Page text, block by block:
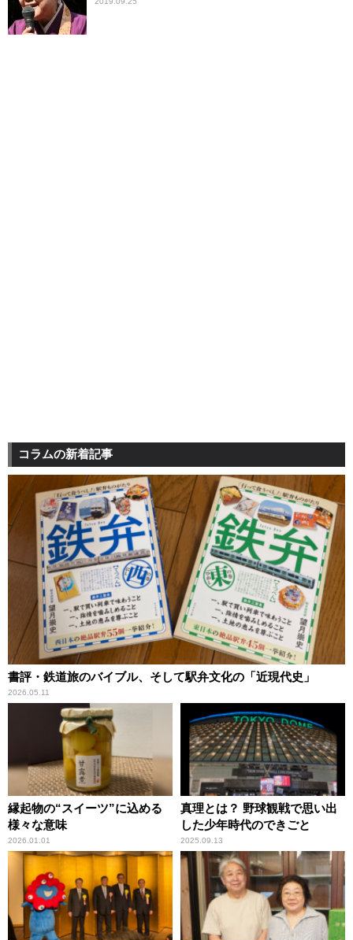
コラムの新着記事
書評・鉄道旅のバイブル、そして駅弁文化の「近現代史」
2026.05.11
縁起物の“スイーツ”に込める
様々な意味
2026.01.01
真理とは？ 野球観戦で思い出
した少年時代のできごと
2025.09.13